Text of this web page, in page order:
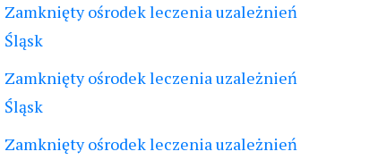
Zamknięty ośrodek leczenia uzależnień
Śląsk
Zamknięty ośrodek leczenia uzależnień
Śląsk
Zamknięty ośrodek leczenia uzależnień